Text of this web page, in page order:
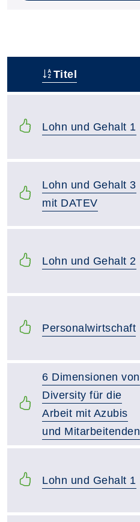
Titel
Lohn und Gehalt 1
Lohn und Gehalt 3
mit DATEV
Lohn und Gehalt 2
Personalwirtschaft
6 Dimensionen von
Diversity für die
Arbeit mit Azubis
und Mitarbeitenden
Lohn und Gehalt 1